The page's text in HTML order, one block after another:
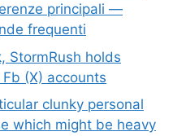
principali —
frequenti
StormRush holds
(X) accounts
clunky personal
which might be heavy